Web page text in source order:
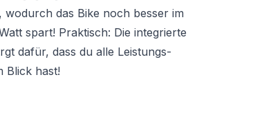
das Bike noch besser im
spart! Praktisch: Die integrierte
dafür, dass du alle Leistungs-
Blick hast!